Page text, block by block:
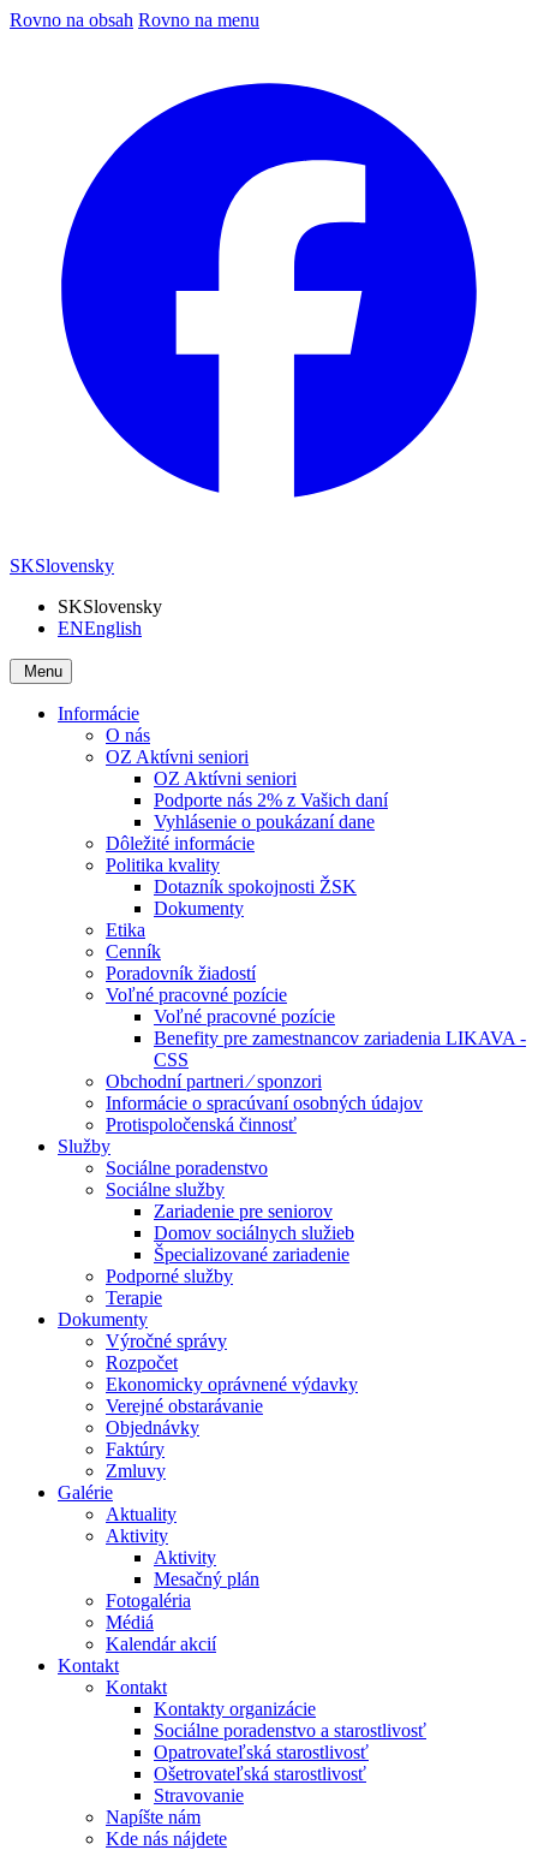
Rovno na obsah Rovno na menu
SKSlovensky
SKSlovensky
ENEnglish
Menu
Informácie
O nás
OZ Aktívni seniori
OZ Aktívni seniori
Podporte nás 2% z Vašich daní
Vyhlásenie o poukázaní dane
Dôležité informácie
Politika kvality
Dotazník spokojnosti ŽSK
Dokumenty
Etika
Cenník
Poradovník žiadostí
Voľné pracovné pozície
Voľné pracovné pozície
Benefity pre zamestnancov zariadenia LIKAVA -
CSS
Obchodní partneri ⁄ sponzori
Informácie o spracúvaní osobných údajov
Protispoločenská činnosť
Služby
Sociálne poradenstvo
Sociálne služby
Zariadenie pre seniorov
Domov sociálnych služieb
Špecializované zariadenie
Podporné služby
Terapie
Dokumenty
Výročné správy
Rozpočet
Ekonomicky oprávnené výdavky
Verejné obstarávanie
Objednávky
Faktúry
Zmluvy
Galérie
Aktuality
Aktivity
Aktivity
Mesačný plán
Fotogaléria
Médiá
Kalendár akcií
Kontakt
Kontakt
Kontakty organizácie
Sociálne poradenstvo a starostlivosť
Opatrovateľská starostlivosť
Ošetrovateľská starostlivosť
Stravovanie
Napíšte nám
Kde nás nájdete